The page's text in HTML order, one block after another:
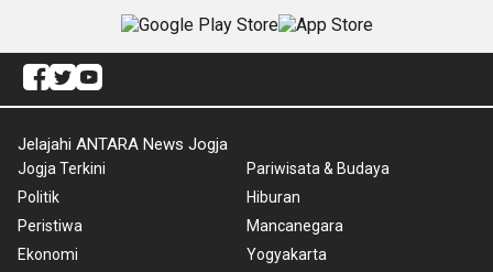
Jelajahi ANTARA News Jogja
Jogja Terkini
Politik
Peristiwa
Ekonomi
Pariwisata & Budaya
Hiburan
Mancanegara
Yogyakarta